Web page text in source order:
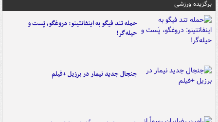
برگزیده ورزشی
حمله تند فیگو به اینفانتینو: دروغگو، پَست‌ و
حیله‌گر!
جنجال جدید نیمار در برزیل +فیلم